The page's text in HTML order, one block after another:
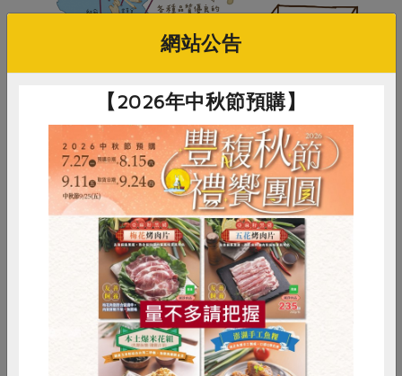
產品規格(*為合作社指定原料)
產品名稱 紅耆(晉耆)調理包-210g
RPET 食譜 減硝酸鹽
雞蛋 食安 共同購買
網站公告
【2026年中秋節預購】